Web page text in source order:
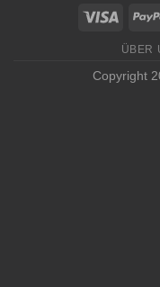
ÜBER
Copyright